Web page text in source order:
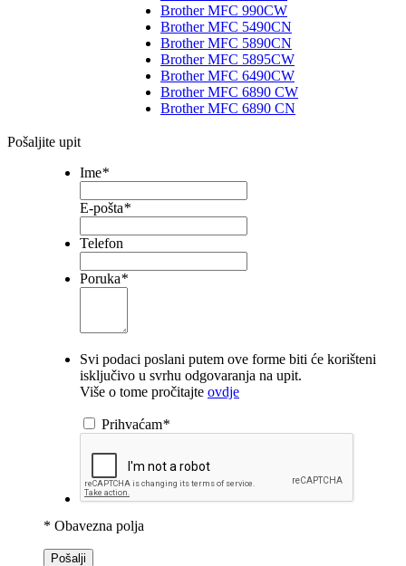
Brother MFC 990CW
Brother MFC 5490CN
Brother MFC 5890CN
Brother MFC 5895CW
Brother MFC 6490CW
Brother MFC 6890 CW
Brother MFC 6890 CN
Pošaljite upit
Ime*
E-pošta*
Telefon
Poruka*
Svi podaci poslani putem ove forme biti će korišteni
isključivo u svrhu odgovaranja na upit.
Više o tome pročitajte ovdje
Prihvaćam*
* Obavezna polja
Pošalji